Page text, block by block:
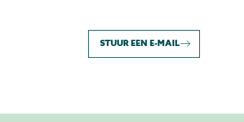
STUUR EEN E-MAIL